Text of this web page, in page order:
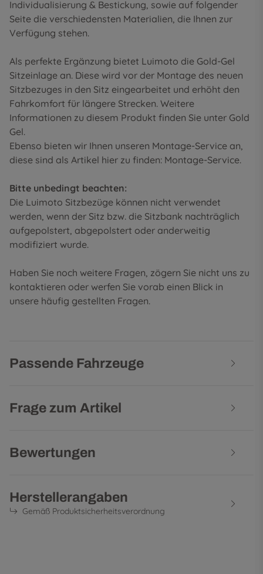
Individualisierung & Bestickung, sowie auf folgender
Seite die verschiedensten Materialien, die Ihnen zur
Verfügung stehen.
Als perfekte Ergänzung bietet Luimoto die Gold-Gel
Sitzeinlage an. Diese wird vor der Montage des neuen
Sitzbezuges in den Sitz eingearbeitet und erhöht den
Fahrkomfort für längere Strecken. Weitere
Informationen zu diesem Produkt finden Sie unter Gold
Gel.
Ebenso bieten wir Ihnen unseren Montage-Service an,
diese sind als Artikel hier zu finden: Montage-Service.
Bitte unbedingt beachten:
Die Luimoto Sitzbezüge können nicht verwendet
werden, wenn der Sitz bzw. die Sitzbank nachträglich
aufgepolstert, abgepolstert oder anderweitig
modifiziert wurde.
Haben Sie noch weitere Fragen, zögern Sie nicht uns zu
kontaktieren oder werfen Sie vorab einen Blick in
unsere häufig gestellten Fragen.
Passende Fahrzeuge
Frage zum Artikel
Bewertungen
Herstellerangaben
Gemäß Produktsicherheitsverordnung